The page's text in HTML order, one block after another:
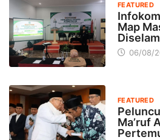
FEATURED
Map
06/08/
FEATURED
Ma’ruf